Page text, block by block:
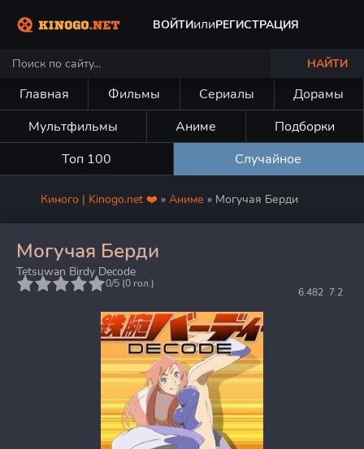
ВОЙТИилиРЕГИСТРАЦИЯ
НАЙТИ
Главная Фильмы Сериалы
Дорамы
Мультфильмы
Аниме
Подборки
Топ 100
Случайное
Киного | Kinogo.net ❤️ » Аниме » Могучая Берди
Могучая Берди
Tetsuwan Birdy Decode
6.482 7.2
0/5 (0 гол.)